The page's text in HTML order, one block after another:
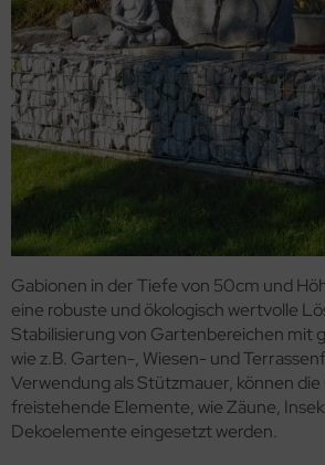
Gabionen in der Tiefe von 50cm und
eine robuste und ökologisch wertvolle
Stabilisierung von Gartenbereichen mit
wie z.B. Garten-, Wiesen- und
Verwendung als Stützmauer, können die
freistehende Elemente, wie Zäune,
Dekoelemente eingesetzt werden.
Screen #one
/ graphit
Screen #one
/ grau
Screen #one
/ graphit
Screen #one
/ grau
Screen #one
/ braun